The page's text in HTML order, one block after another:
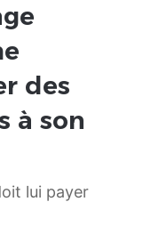
des
à son
lui payer